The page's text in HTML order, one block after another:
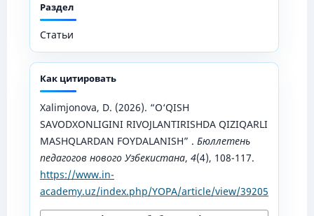
Раздел
Статьи
Как цитировать
Xalimjonova, D. (2026). “O‘QISH
SAVODXONLIGINI RIVOJLANTIRISHDA QIZIQARLI
MASHQLARDAN FOYDALANISH” . Бюллетень
педагогов нового Узбекистана, 4(4), 108-117.
https://www.in-
academy.uz/index.php/YOPA/article/view/39205